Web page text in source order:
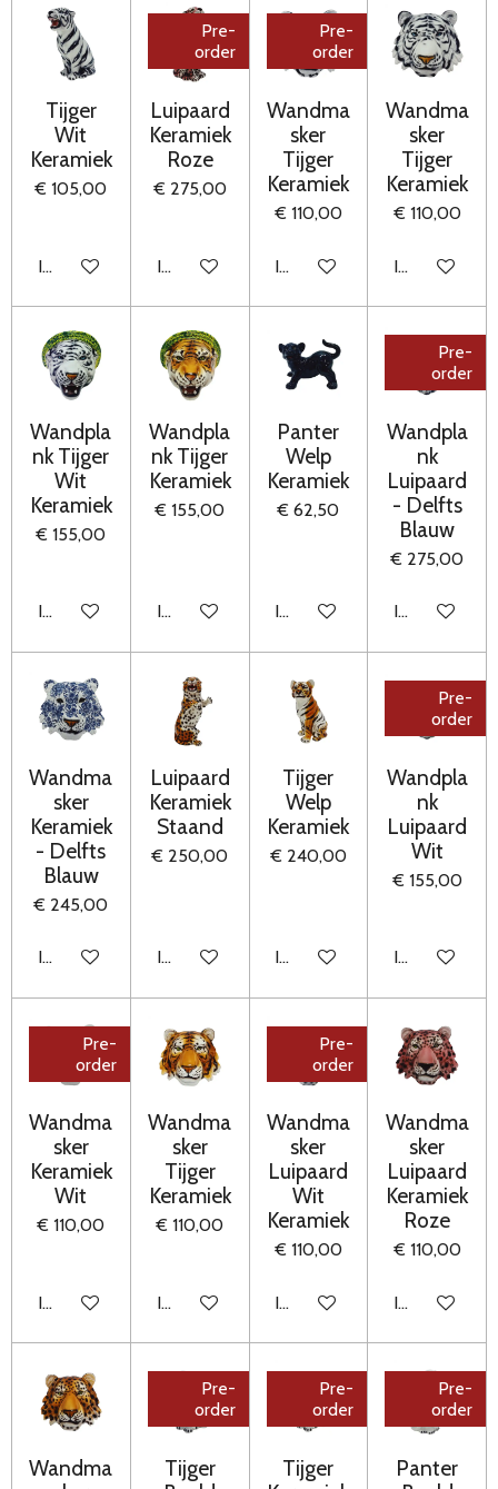
Tijger
Wit
Keramiek
€ 105,00
In winkelwagen
Pre-
order
Luipaard
Keramiek
Roze
€ 275,00
In winkelwagen
Pre-
order
Wandma
sker
Tijger
Keramiek
€ 110,00
In winkelwagen
Wandma
sker
Tijger
Keramiek
€ 110,00
In
Wandpla
nk Tijger
Wit
Keramiek
€ 155,00
In winkelwagen
Wandpla
nk Tijger
Keramiek
€ 155,00
In winkelwagen
Panter
Welp
Keramiek
€ 62,50
In winkelwagen
Pre-
order
Wandpla
nk
Luipaard
- Delfts
Blauw
€ 275,00
In
Wandma
sker
Keramiek
- Delfts
Blauw
€ 245,00
In winkelwagen
Luipaard
Keramiek
Staand
€ 250,00
In winkelwagen
Tijger
Welp
Keramiek
€ 240,00
In winkelwagen
Pre-
order
Wandpla
nk
Luipaard
Wit
€ 155,00
In
Pre-
order
Wandma
sker
Keramiek
Wit
€ 110,00
In winkelwagen
Wandma
sker
Tijger
Keramiek
€ 110,00
In winkelwagen
Pre-
order
Wandma
sker
Luipaard
Wit
Keramiek
€ 110,00
In winkelwagen
Wandma
sker
Luipaard
Keramiek
Roze
€ 110,00
In
Wandma
Pre-
order
Tijger
Pre-
order
Tijger
Pre-
order
Panter